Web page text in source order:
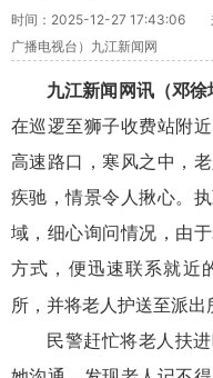
时间：2025-12-27 17:43:06
广播电视台）九江新闻网
九江新闻网讯（邓徐
在巡逻至狮子收费站附
高速路口，寒风之中，
疾驰，情景令人揪心。
域，细心询问情况，由
方式，便迅速联系就近
所，并将老人护送至派出
民警赶忙将老人扶